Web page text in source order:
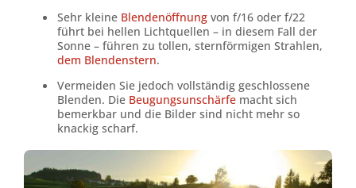
Sehr kleine Blendenöffnung von f/16 oder f/22
führt bei hellen Lichtquellen – in diesem Fall der
Sonne – führen zu tollen, sternförmigen Strahlen,
dem Blendenstern.
Vermeiden Sie jedoch vollständig geschlossene
Blenden. Die Beugungsunschärfe macht sich
bemerkbar und die Bilder sind nicht mehr so
knackig scharf.